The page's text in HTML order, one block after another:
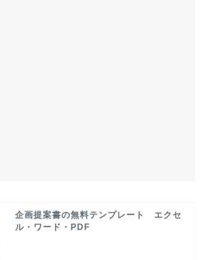
企画提案書の無料テンプレート エクセ
ル・ワード・PDF